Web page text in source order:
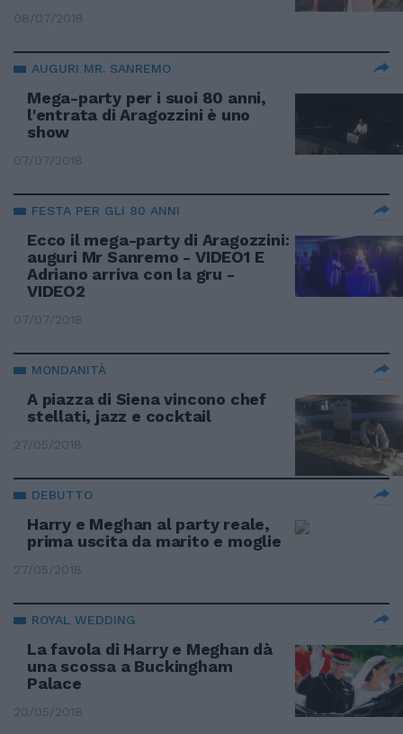
08/07/2018
AUGURI MR. SANREMO
Mega-party per i suoi 80 anni,
l'entrata di Aragozzini è uno
show
07/07/2018
FESTA PER GLI 80 ANNI
Ecco il mega-party di Aragozzini:
auguri Mr Sanremo - VIDEO1 E
Adriano arriva con la gru -
VIDEO2
07/07/2018
MONDANITÀ
A piazza di Siena vincono chef
stellati, jazz e cocktail
27/05/2018
DEBUTTO
Harry e Meghan al party reale,
prima uscita da marito e moglie
27/05/2018
ROYAL WEDDING
La favola di Harry e Meghan dà
una scossa a Buckingham
Palace
20/05/2018